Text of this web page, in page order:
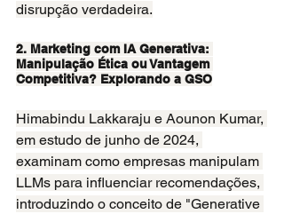
disrupção verdadeira.
2. Marketing com IA Generativa:
Manipulação Ética ou Vantagem
Competitiva? Explorando a GSO
Himabindu Lakkaraju e Aounon Kumar,
em estudo de junho de 2024,
examinam como empresas manipulam
LLMs para influenciar recomendações,
introduzindo o conceito de "Generative